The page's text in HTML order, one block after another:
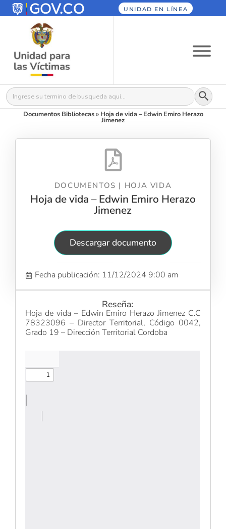
UNIDAD EN LÍNEA
Buscar: Botón
Documentos Bibliotecas» Hoja de vida – Edwin Emiro Herazo
Jimenez
DOCUMENTOS | HOJA VIDA
Hoja de vida – Edwin Emiro Herazo
Jimenez
Descargar documento
Fecha publicación: 11/12/2024 9:00 am
Reseña:
Hoja de vida – Edwin Emiro Herazo Jimenez C.C
78323096 – Director Territorial, Código 0042,
Grado 19 – Dirección Territorial Cordoba